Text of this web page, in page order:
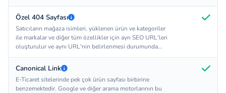
sistem uyarı vererek URL'nin değiştirilmesini sağlar.
Özel 404 Sayfası
Satıcıların mağaza isimleri, yüklenen ürün ve kategoriler
ile markalar ve diğer tüm özellikler için ayrı SEO URL'leri
oluşturulur ve aynı URL'nin belirlenmesi durumunda
sistem uyarı vererek URL'nin değiştirilmesini sağlar.
Canonical Link
E-Ticaret sitelerinde pek çok ürün sayfası birbirine
benzemektedir. Google ve diğer arama motorlarının bu